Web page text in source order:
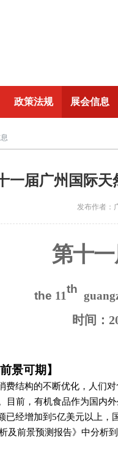
政策法规 展会信息
一届广州国际天
发布作者
第十一
the 11
th
时间：
景可期】
费结构的不断优化，人们
目前，有机食品作为国内
已经增加到 5亿美元以上，
及前景预测报告》中分析